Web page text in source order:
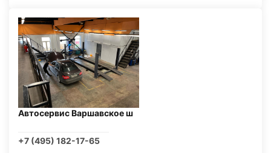
Автосервис Варшавское ш
+7 (495) 182-17-65